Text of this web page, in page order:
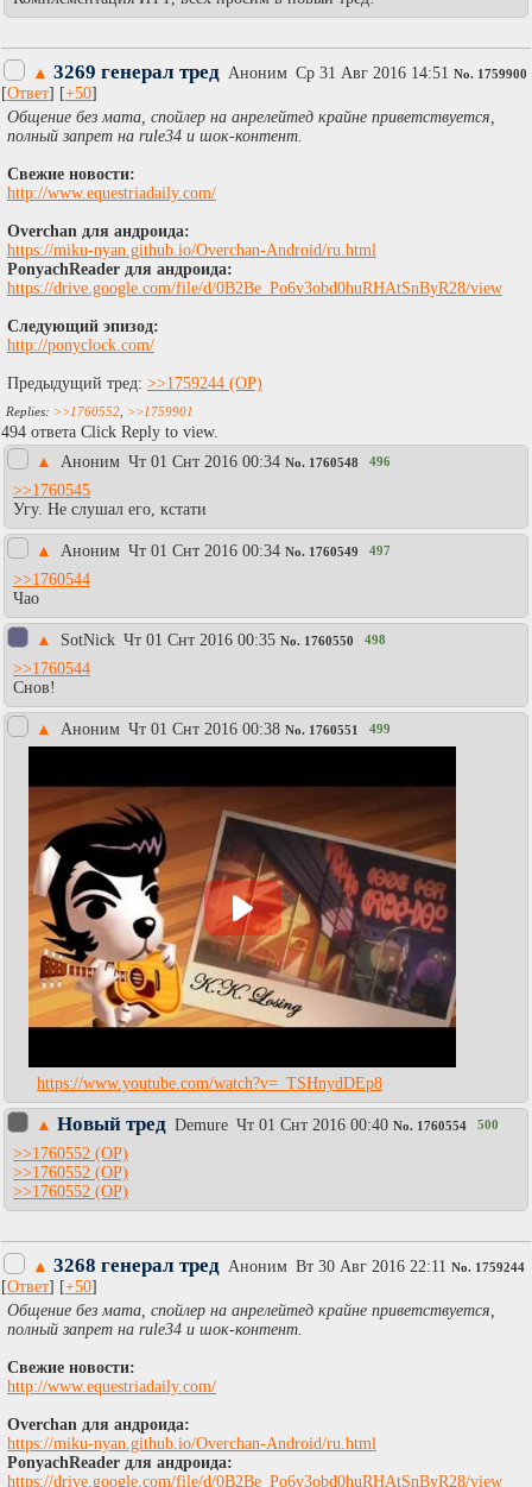
▲ 3269 генерал тред Аноним Ср 31 Авг 2016 14:51 No. 1759900
[Ответ] [+50]
Общение без мата, спойлер на анрелейтед крайне приветствуется,
полный запрет на rule34 и шок-контент.
Свежие новости:
http://www.equestriadaily.com/
Overchan для андроида:
https://miku-nyan.github.io/Overchan-Android/ru.html
PonyachReader для андроида:
https://drive.google.com/file/d/0B2Be_Po6v3obd0huRHAtSnByR28/view
Следующий эпизод:
http://ponyclock.com/
Предыдущий тред: >>1759244
>>1760552 >>1759901
494 ответа Click Reply to view.
▲
Аноним Чт 01 Снт 2016 00:34 No. 1760548 496
>>1760545
Угу. Не слушал его, кстати
▲ Аноним Чт 01 Снт 2016 00:34 No. 1760549 497
>>1760544
Чао
▲ SotNick Чт 01 Снт 2016 00:35 No. 1760550 498
>>1760544
Снов!
▲ Аноним Чт 01 Снт 2016 00:38 No. 1760551 499
https://www.youtube.com/watch?v=_TSHnydDEp8
▲ Новый тред Demure Чт 01 Снт 2016 00:40 No. 1760554 500
>>1760552
>>1760552
>>1760552
▲ 3268 генерал тред Аноним Вт 30 Авг 2016 22:11 No. 1759244
[Ответ] [+50]
Общение без мата, спойлер на анрелейтед крайне приветствуется,
полный запрет на rule34 и шок-контент.
Свежие новости:
http://www.equestriadaily.com/
Overchan для андроида:
https://miku-nyan.github.io/Overchan-Android/ru.html
PonyachReader для андроида:
https://drive.google.com/file/d/0B2Be_Po6v3obd0huRHAtSnByR28/view